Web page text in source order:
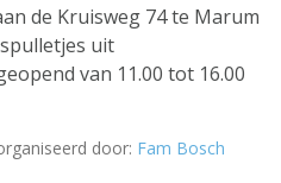
de Kruisweg 74 te Marum
uit
van 11.00 tot 16.00
door: Fam Bosch